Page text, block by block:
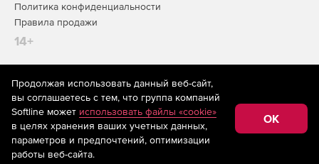
Политика конфиденциальности
Правила продажи
14+
На информационном ресурсе store.softline.ru применяются
рекомендательные технологии(информационные технологии
предоставления информации на основе сбора,
систематизации и анализа сведений, относящихся к
предпочтениям пользователей сети «Интернет»,
находящихся на территории Российской Федерации)
Продолжая использовать данный веб-сайт,
вы соглашаетесь с тем, что группа компаний
Softline может использовать файлы «cookie»
в целях хранения ваших учетных данных,
параметров и предпочтений, оптимизации
работы веб-сайта.
OK